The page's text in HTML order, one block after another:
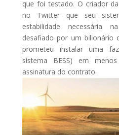
que foi testado. O criador
no Twitter que seu
estabilidade necessária
desafiado por um bilionário
prometeu instalar uma
sistema BESS) em
assinatura do contrato.